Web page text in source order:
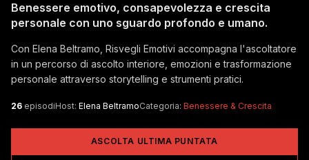
Benessere emotivo, consapevolezza e crescita
personale con uno sguardo profondo e umano.
Con Elena Beltramo, Risvegli Emotivi accompagna l'ascoltatore
in un percorso di ascolto interiore, emozioni e trasformazione
personale attraverso storytelling e strumenti pratici.
26 episodiHost: Elena BeltramoCategoria: Benessere & Crescita
ASCOLTA ULTIMA PUNTATA